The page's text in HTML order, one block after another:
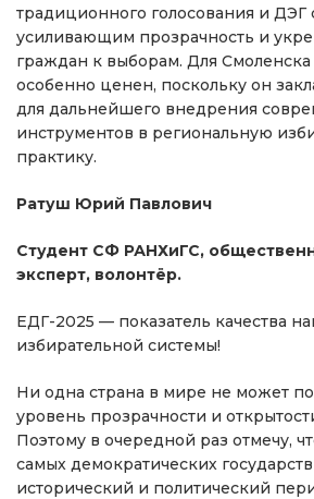
традиционного голосования и ДЭГ
усиливающим прозрачность и
граждан к выборам. Для Смоленска
особенно ценен, поскольку он
для дальнейшего внедрения
инструментов в региональную
практику.
Ратуш Юрий Павлович
Студент СФ РАНХиГС,
эксперт, волонтёр.
ЕДГ-2025 — показатель качества
избирательной системы!
Ни одна страна в мире не может
уровень прозрачности и
Поэтому в очередной раз отмечу,
самых демократических
исторический и политический